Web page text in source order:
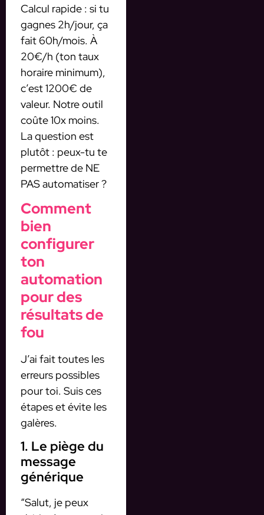
Calcul rapide : si tu
gagnes 2h/jour, ça
fait 60h/mois. À
20€/h (ton taux
horaire minimum),
c’est 1200€ de
valeur. Notre outil
coûte 10x moins.
La question est
plutôt : peux-tu te
permettre de NE
PAS automatiser ?
Comment
bien
configurer
ton
automation
pour des
résultats de
fou
J’ai fait toutes les
erreurs possibles
pour toi. Suis ces
étapes et évite les
galères.
1. Le piège du
message
générique
“Salut, je peux